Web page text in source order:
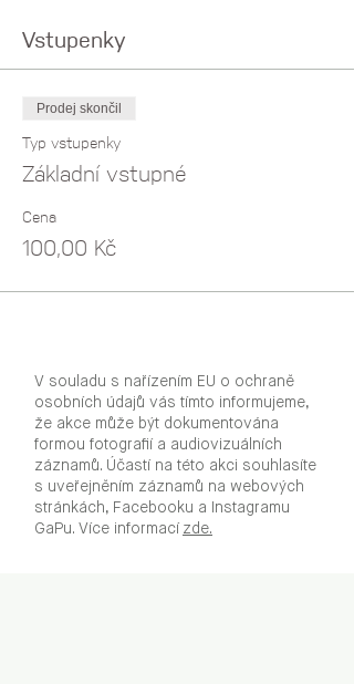
Vstupenky
Prodej skončil
Typ vstupenky
Základní vstupné
Cena
100,00 Kč
V souladu s nařízením EU o ochraně
osobních údajů vás tímto informujeme,
že akce může být dokumentována
formou fotografií a audiovizuálních
záznamů. Účastí na této akci souhlasíte
s uveřejněním záznamů na webových
stránkách, Facebooku a Instagramu
GaPu. Více informací zde.